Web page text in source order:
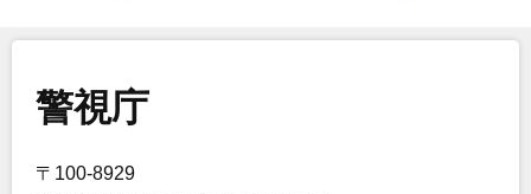
警視庁
〒100-8929